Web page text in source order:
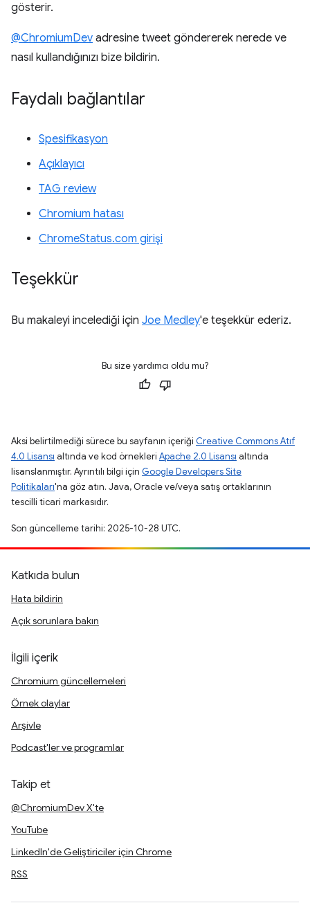
gösterir.
@ChromiumDev adresine tweet göndererek nerede ve
nasıl kullandığınızı bize bildirin.
Faydalı bağlantılar
Spesifikasyon
Açıklayıcı
TAG review
Chromium hatası
ChromeStatus.com girişi
Teşekkür
Bu makaleyi incelediği için Joe Medley'e teşekkür ederiz.
Bu size yardımcı oldu mu?
Aksi belirtilmediği sürece bu sayfanın içeriği Creative Commons Atıf
4.0 Lisansı altında ve kod örnekleri Apache 2.0 Lisansı altında
lisanslanmıştır. Ayrıntılı bilgi için Google Developers Site
Politikaları'na göz atın. Java, Oracle ve/veya satış ortaklarının
tescilli ticari markasıdır.
Son güncelleme tarihi: 2025-10-28 UTC.
Katkıda bulun
Hata bildirin
Açık sorunlara bakın
İlgili içerik
Chromium güncellemeleri
Örnek olaylar
Arşivle
Podcast'ler ve programlar
Takip et
@ChromiumDev X'te
YouTube
LinkedIn'de Geliştiriciler için Chrome
RSS